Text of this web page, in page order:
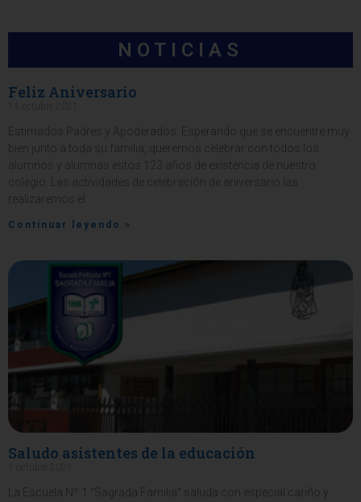
NOTICIAS
Feliz Aniversario
Estimados Padres y Apoderados: Esperando que se encuentre muy
bien junto a toda su familia, queremos celebrar con todos los
alumnos y alumnas estos 123 años de existencia de nuestro
colegio. Las actividades de celebración de aniversario las
realizaremos el
Continuar leyendo »
Saludo asistentes de la educación
La Escuela Nº 1 “Sagrada Familia” saluda con especial cariño y